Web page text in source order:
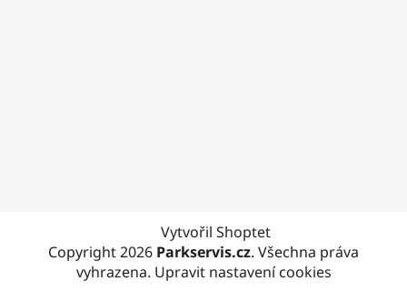
Vytvořil Shoptet
Copyright 2026 Parkservis.cz. Všechna práva
vyhrazena. Upravit nastavení cookies